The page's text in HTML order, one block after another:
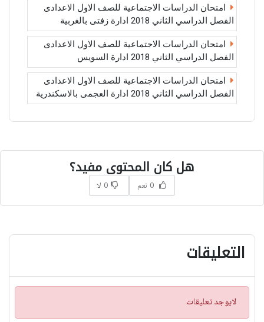
امتحان الدراسات الاجتماعية للصف الاول الاعدادى
الفصل الدراسي الثاني 2018 ادارة زفتى بالغربية
امتحان الدراسات الاجتماعية للصف الاول الاعدادى
الفصل الدراسي الثاني 2018 ادارة السويس
امتحان الدراسات الاجتماعية للصف الاول الاعدادى
الفصل الدراسي الثاني 2018 ادارة العجمى بالاسكندرية
هل كان المحتوى مفيد؟
0 نعم 0 لا
التعليقات
ت
ن
لايوجد تعليقات